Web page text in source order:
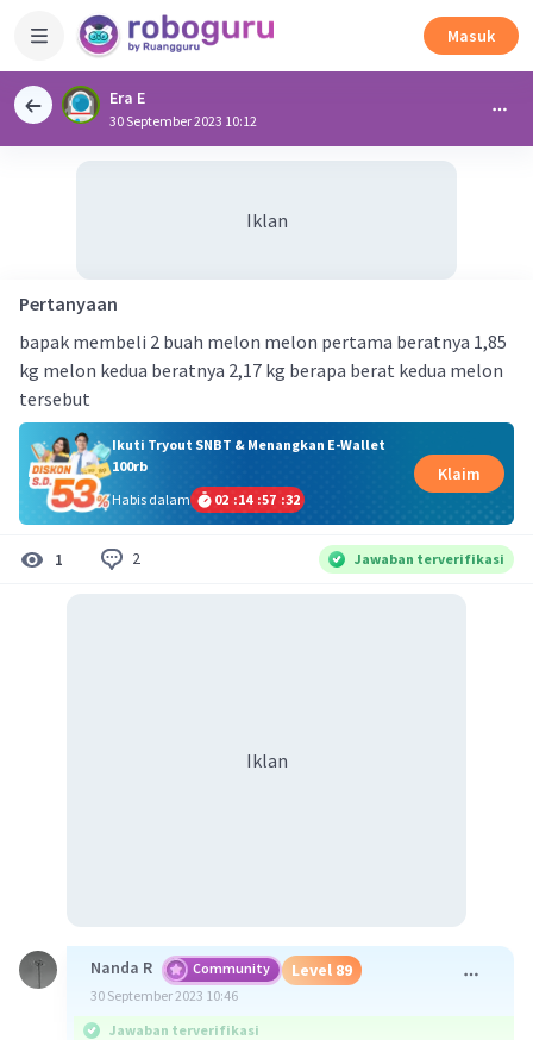
Masuk
Era E
30 September 2023 10:12
Iklan
Pertanyaan
bapak membeli 2 buah melon melon pertama beratnya 1,85
kg melon kedua beratnya 2,17 kg berapa berat kedua melon
tersebut
Ikuti Tryout SNBT & Menangkan E-Wallet
100rb
Habis dalam
02 :14 :57 :32
Klaim
1 2 Jawaban terverifikasi
Iklan
Nanda R Community Level 89
30 September 2023 10:46
Jawaban terverifikasi